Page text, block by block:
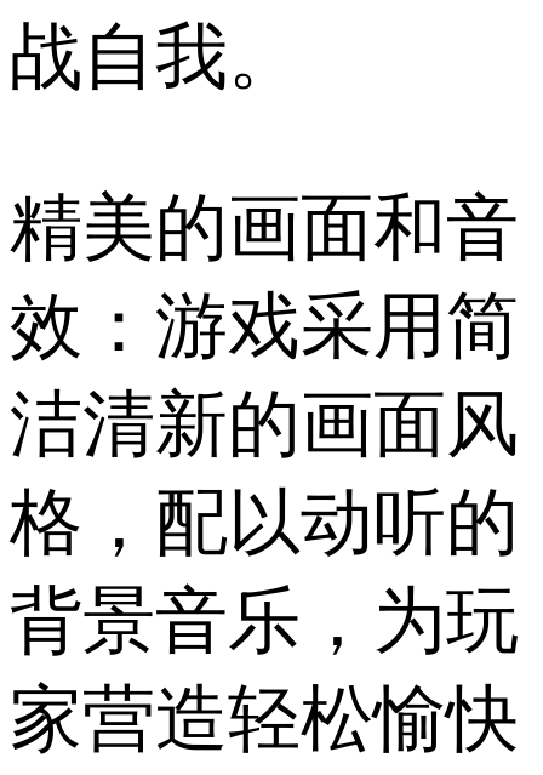
战自我。
精美的画面和音
效：游戏采用简
洁清新的画面风
格，配以动听的
背景音乐，为玩
家营造轻松愉快